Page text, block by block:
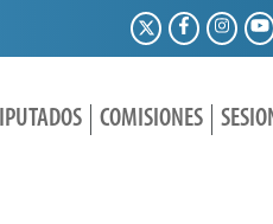
COMISIONES